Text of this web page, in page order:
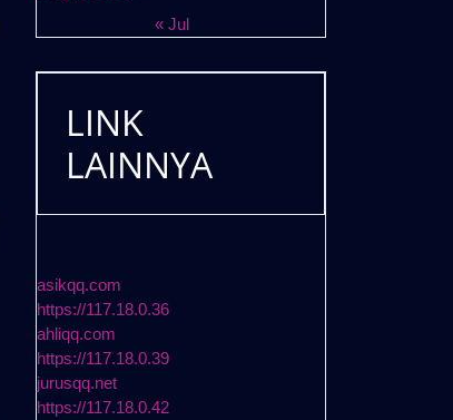
« Jul
LINK
LAINNYA
asikqq.com
https://117.18.0.36
ahliqq.com
https://117.18.0.39
jurusqq.net
https://117.18.0.42